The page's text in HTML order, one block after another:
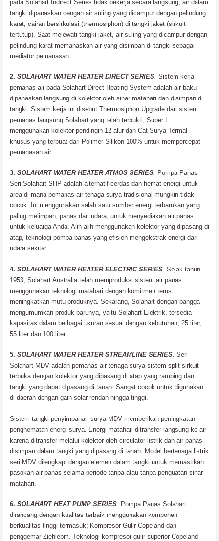
pada Solahart Indirect Series tidak bekerja secara langsung, air dalam
tangki dipanaskan dengan air suling yang dicampur dengan pelindung
karat, cairan bersirkulasi (thermosiphon) di tangki jaket (sirkuit
tertutup). Saat melewati tangki jaket, air suling yang dicampur dengan
pelindung karat memanaskan air yang disimpan di tangki sebagai
mediator pemanasan.
2. SOLAHART WATER HEATER DIRECT SERIES. Sistem kerja
pemanas air pada Solahart Direct Heating System adalah air baku
dipanaskan langsung di kolektor oleh sinar matahari dan disimpan di
tangki. Sistem kerja ini disebut Thermosiphon.Upgrade dari sistem
pemanas langsung Solahart yang telah terbukti, Super L
menggunakan kolektor pendingin 12 alur dan Cat Surya Termal
khusus yang terbuat dari Polimer Silikon 100% untuk mempercepat
pemanasan air.
3. SOLAHART WATER HEATER ATMOS SERIES. Pompa Panas
Seri Solahart SHP adalah alternatif cerdas dan hemat energi untuk
area di mana pemanas air tenaga surya tradisional mungkin tidak
cocok. Ini menggunakan salah satu sumber energi terbarukan yang
paling melimpah, panas dari udara, untuk menyediakan air panas
untuk keluarga Anda. Alih-alih menggunakan kolektor yang dipasang di
atap, teknologi pompa panas yang efisien mengekstrak energi dari
udara sekitar.
4. SOLAHART WATER HEATER ELECTRIC SERIES. Sejak tahun
1953, Solahart Australia telah memproduksi sistem air panas
menggunakan teknologi matahari dengan komitmen terus
meningkatkan mutu produknya. Sekarang, Solahart dengan bangga
mengumumkan produk barunya, yaitu Solahart Elektrik, tersedia
kapasitas dalam berbagai ukuran sesuai dengan kebutuhan, 25 liter,
55 liter dan 100 liter.
5. SOLAHART WATER HEATER STREAMLINE SERIES. Seri
Solahart MDV adalah pemanas air tenaga surya sistem split sirkuit
terbuka dengan kolektor yang dipasang di atap yang ramping dan
tangki yang dapat dipasang di tanah. Sangat cocok untuk digunakan
di daerah dengan gain solar rendah hingga tinggi.
Sistem tangki penyimpanan surya MDV memberikan peningkatan
penghematan energi surya. Energi matahari ditransfer langsung ke air
karena ditransfer melalui kolektor oleh circulator listrik dan air panas
disimpan dalam tangki yang dipasang di tanah. Model bertenaga listrik
seri MDV dilengkapi dengan elemen dalam tangki untuk memastikan
pasokan air panas selama periode tanpa atau tanpa penguatan sinar
matahari.
6. SOLAHART HEAT PUMP SERIES. Pompa Panas Solahart
dirancang dengan kualitas terbaik menggunakan komponen
berkualitas tinggi termasuk; Kompresor Gulir Copeland dan
penggemar Ziehlebm. Teknologi kompresor gulir superior Copeland